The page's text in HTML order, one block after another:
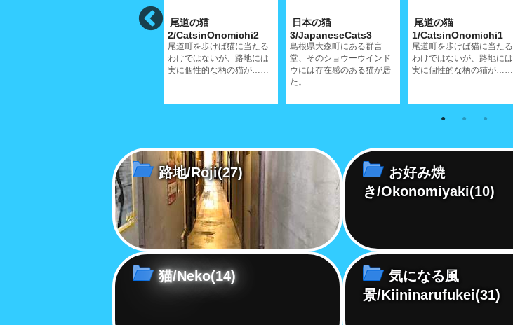
尾道の猫
2/CatsinOnomichi2
尾道町を歩けば猫に当たる
わけではないが、路地には
実に個性的な柄の猫が……
日本の猫
3/JapaneseCats3
島根県大森町にある群言
堂、そのショウーウインド
ウには存在感のある猫が居
た。
尾道の猫
1/CatsinOnomichi1
尾道町を歩けば猫に当たる
わけではないが、路地には
実に個性的な柄の猫が……
路地/Roji(27)
お好み焼
き/Okonomiyaki(10)
猫/Neko(14)
気になる風
景/Kiininarufukei(31)